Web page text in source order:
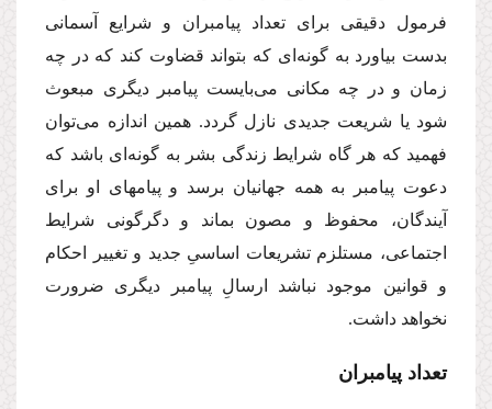
فرمول دقیقى براى تعداد پیامبران و شرایع آسمانى
بدست بیاورد به گونه‌اى كه بتواند قضاوت كند كه در چه
زمان و در چه مكانى مى‌بایست پیامبر دیگرى مبعوث
شود یا شریعت جدیدى نازل گردد. همین اندازه مى‌توان
فهمید كه هر گاه شرایط زندگى بشر به گونه‌اى باشد كه
دعوت پیامبر به همه جهانیان برسد و پیامهاى او براى
آیندگان، محفوظ و مصون بماند و دگرگونى شرایط
اجتماعى، مستلزم تشریعات اساسىِ جدید و تغییر احكام
و قوانین موجود نباشد ارسالِ پیامبر دیگرى ضرورت
نخواهد داشت.
تعداد پیامبران